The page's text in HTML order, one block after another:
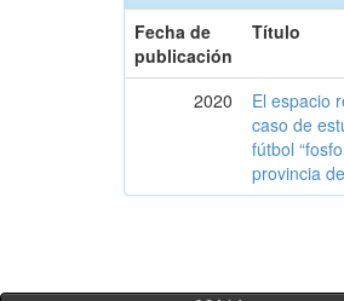
Fecha de
publicación
Título
2020
El espacio
caso de
fútbol
provincia